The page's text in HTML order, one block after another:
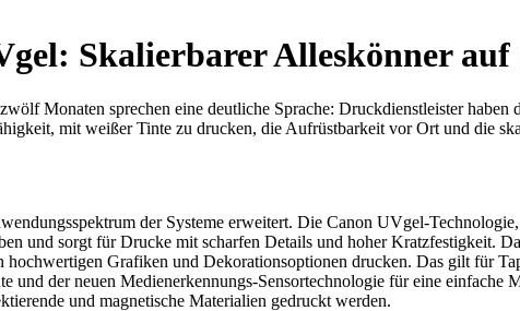
Skalierbarer Alleskönner auf
Monaten sprechen eine deutliche Sprache: Druckdienstleister
mit weißer Tinte zu drucken, die Aufrüstbarkeit vor Ort und die
der Systeme erweitert. Die Canon UVgel-
und sorgt für Drucke mit scharfen Details und hoher Kratzfestigkeit.
Grafiken und Dekorationsoptionen drucken. Das gilt für
der neuen Medienerkennungs-Sensortechnologie für eine einfache
und magnetische Materialien gedruckt werden.